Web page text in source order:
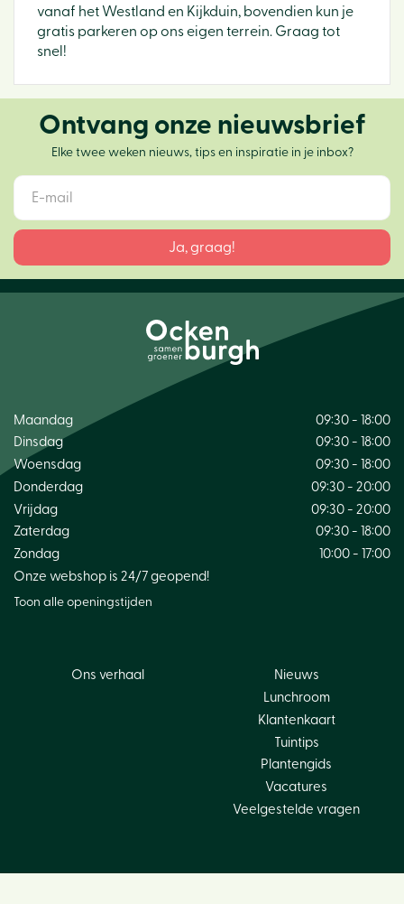
vanaf het Westland en Kijkduin, bovendien kun je
gratis parkeren op ons eigen terrein. Graag tot
snel!
Ontvang onze nieuwsbrief
Elke twee weken nieuws, tips en inspiratie in je inbox?
Maandag
09:30 - 18:00
Dinsdag
09:30 - 18:00
Woensdag
09:30 - 18:00
Donderdag
09:30 - 20:00
Vrijdag
09:30 - 20:00
Zaterdag
09:30 - 18:00
Zondag
10:00 - 17:00
Onze webshop is 24/7 geopend!
Toon alle openingstijden
Ons verhaal
Nieuws
Lunchroom
Klantenkaart
Tuintips
Plantengids
Vacatures
Veelgestelde vragen